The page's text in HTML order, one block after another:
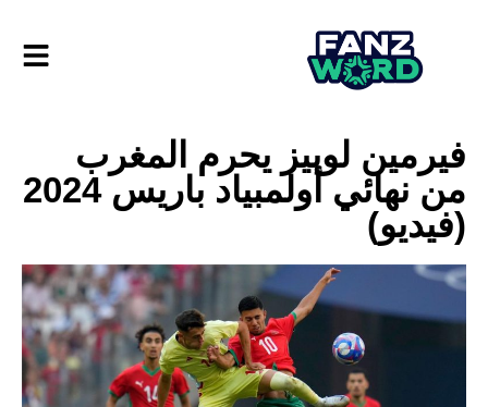
فيرمين لوبيز يحرم المغرب
من نهائي أولمبياد باريس 2024
(فيديو)